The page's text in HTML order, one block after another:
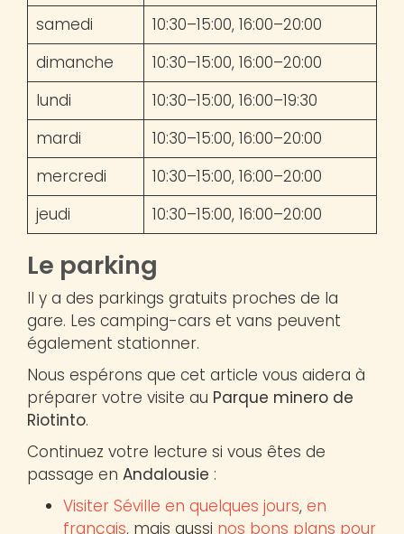
samedi
10:30–15:00, 16:00–20:00
dimanche
10:30–15:00, 16:00–20:00
lundi
10:30–15:00, 16:00–19:30
mardi
10:30–15:00, 16:00–20:00
mercredi
10:30–15:00, 16:00–20:00
jeudi
10:30–15:00, 16:00–20:00
Le parking
Il y a des parkings gratuits proches de la
gare. Les camping-cars et vans peuvent
également stationner.
Nous espérons que cet article vous aidera à
préparer votre visite au Parque minero de
Riotinto.
Continuez votre lecture si vous êtes de
passage en Andalousie :
Visiter Séville en quelques jours, en
français, mais aussi nos bons plans pour